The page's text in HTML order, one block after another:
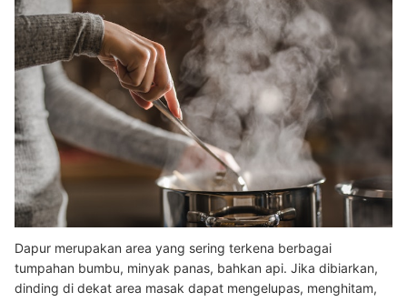
Dapur merupakan area yang sering terkena berbagai
tumpahan bumbu, minyak panas, bahkan api. Jika dibiarkan,
dinding di dekat area masak dapat mengelupas, menghitam,